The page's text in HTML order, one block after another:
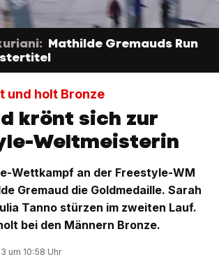
Mathilde Gremauds Run
und holt Bronze
krönt sich zur
Weltmeisterin
Wettkampf an der Freestyle-WM
Gremaud die Goldmedaille. Sarah
Tanno stürzen im zweiten Lauf.
bei den Männern Bronze.
um 10:58 Uhr